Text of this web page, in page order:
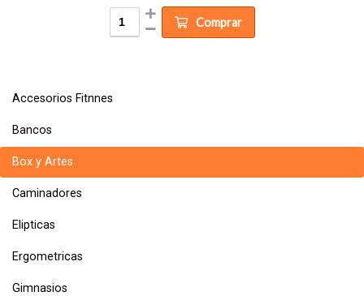
Accesorios Fitnnes
Bancos
Box y Artes
Caminadores
Elipticas
Ergometricas
Gimnasios
Comprar